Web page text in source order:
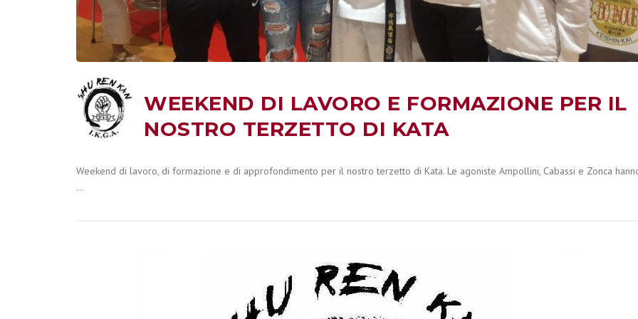
WEEKEND DI LAVORO E FORMAZIONE PER IL
NOSTRO TERZETTO DI KATA
Weekend di lavoro, di formazione e di approfondimento per il nostro terzetto di Kata. Le agoniste Ampollini, Cabassi e Zonca
…